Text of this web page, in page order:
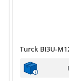
Turck BI3U-